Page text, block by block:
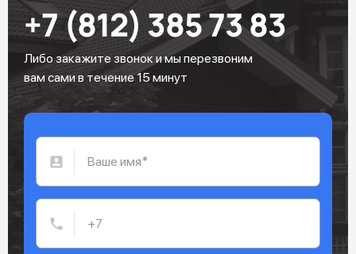
+7 (812) 385 73 83
Либо закажите звонок и мы перезвоним
вам сами в течение 15 минут